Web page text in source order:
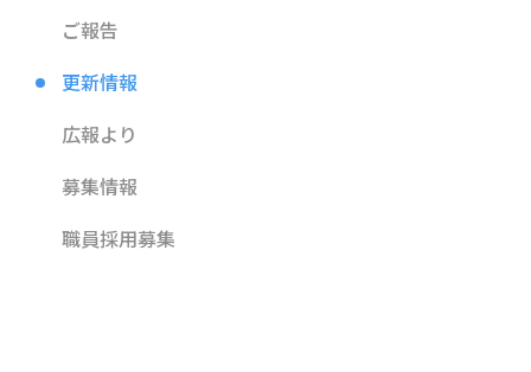
ご報告
更新情報
広報より
募集情報
職員採用募集